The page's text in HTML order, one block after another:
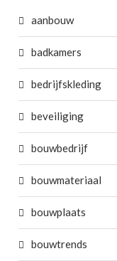
aanbouw
badkamers
bedrijfskleding
beveiliging
bouwbedrijf
bouwmateriaal
bouwplaats
bouwtrends